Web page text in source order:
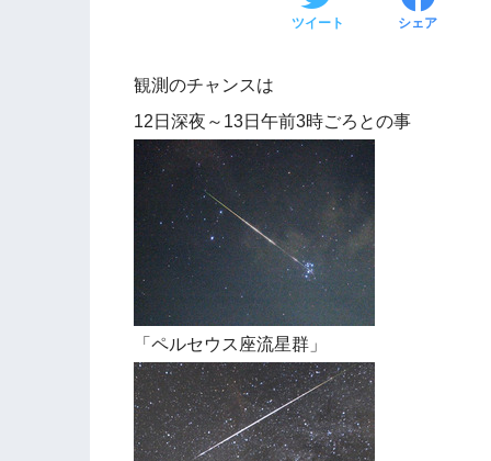
ツイート シェア
観測のチャンスは
12日深夜～13日午前3時ごろとの事
「ペルセウス座流星群」